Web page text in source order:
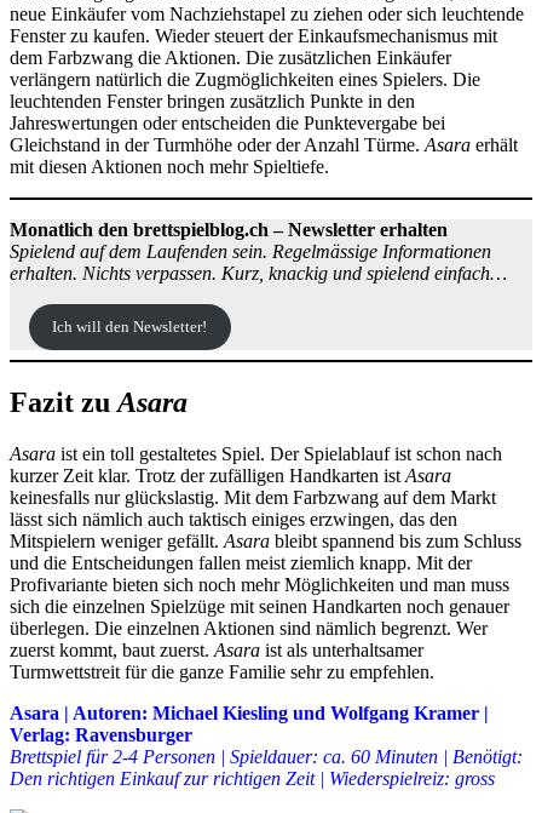
neue Einkäufer vom Nachziehstapel zu ziehen oder sich leuchtende
Fenster zu kaufen. Wieder steuert der Einkaufsmechanismus mit
dem Farbzwang die Aktionen. Die zusätzlichen Einkäufer
verlängern natürlich die Zugmöglichkeiten eines Spielers. Die
leuchtenden Fenster bringen zusätzlich Punkte in den
Jahreswertungen oder entscheiden die Punktevergabe bei
Gleichstand in der Turmhöhe oder der Anzahl Türme.Asara erhält
mit diesen Aktionen noch mehr Spieltiefe.
Monatlich den brettspielblog.ch – Newsletter erhalten
Spielend auf dem Laufenden sein. Regelmässige Informationen
erhalten. Nichts verpassen. Kurz, knackig und spielend einfach…
Ich will den Newsletter!
Fazit zu Asara
Asara ist ein toll gestaltetes Spiel. Der Spielablauf ist schon nach
kurzer Zeit klar. Trotz der zufälligen Handkarten ist Asara
keinesfalls nur glückslastig. Mit dem Farbzwang auf dem Markt
lässt sich nämlich auch taktisch einiges erzwingen, das den
Mitspielern weniger gefällt. Asara bleibt spannend bis zum Schluss
und die Entscheidungen fallen meist ziemlich knapp. Mit der
Profivariante bieten sich noch mehr Möglichkeiten und man muss
sich die einzelnen Spielzüge mit seinen Handkarten noch genauer
überlegen. Die einzelnen Aktionen sind nämlich begrenzt. Wer
zuerst kommt, baut zuerst. Asara ist als unterhaltsamer
Turmwettstreit für die ganze Familie sehr zu empfehlen.
Asara | Autoren: Michael Kiesling und Wolfgang Kramer |
Verlag: Ravensburger
Brettspiel für 2-4 Personen | Spieldauer: ca. 60 Minuten | Benötigt:
Den richtigen Einkauf zur richtigen Zeit | Wiederspielreiz: gross